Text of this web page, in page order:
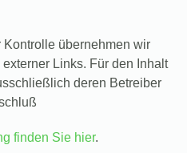
übernehmen wir
Links. Für den Inhalt
deren Betreiber
finden Sie hier.